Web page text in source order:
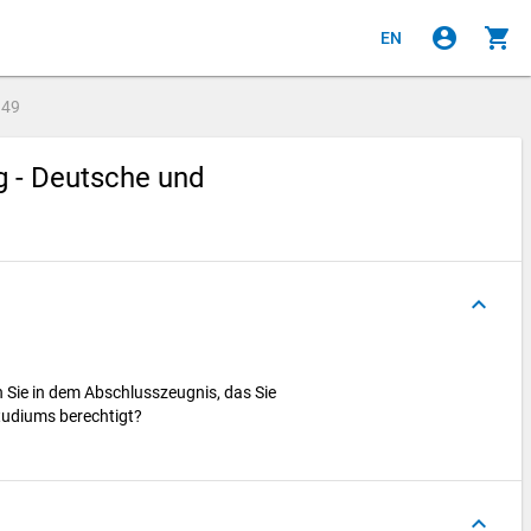
EN account_circle shopping_cart
49
- Deutsche und
keyboard_arrow_up
in dem Abschlusszeugnis, das Sie
berechtigt?
keyboard_arrow_up